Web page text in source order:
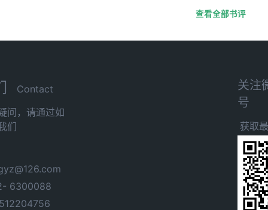
查看全部书评
Contact
问，请通过如
们
6300088
关注
号
获取